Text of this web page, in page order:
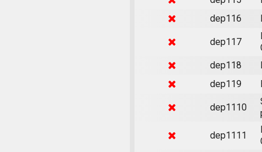
dep116
dep117
dep118
dep119
dep1110
dep1111